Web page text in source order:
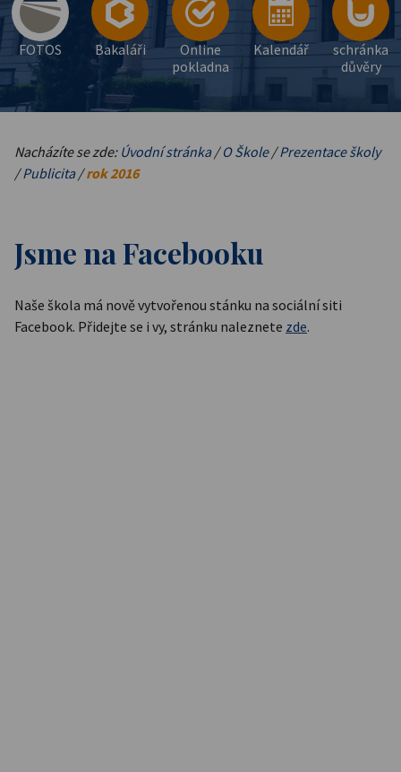
FOTOS Bakaláři
Online
pokladna
Kalendář
schránka
důvěry
Nacházíte se zde: Úvodní stránka/O Škole/Prezentace školy
/Publicita/rok 2016
Jsme na Facebooku
Naše škola má nově vytvořenou stánku na sociální siti
Facebook. Přidejte se i vy, stránku naleznete zde.